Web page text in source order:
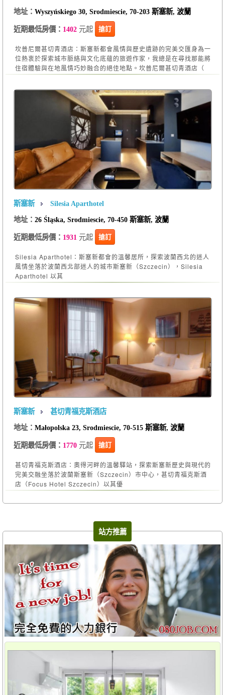
地址： Wyszyńskiego 30, Srodmiescie, 70-203 斯塞新, 波蘭
近期最低房價： 1402元起 搶訂
坎普尼爾甚切青酒店：斯塞新都會風情與歷史遺跡的完美交匯身為一
位熱衷於探索城市脈絡與文化底蘊的旅遊作家，我總是在尋找那能將
住宿體驗與在地風情巧妙融合的絕佳地點。坎普尼爾甚切青酒店（
斯塞新
Silesia Aparthotel
地址： 26 Śląska, Srodmiescie, 70-450 斯塞新, 波蘭
近期最低房價： 1931元起 搶訂
Silesia Aparthotel：斯塞新都會的溫馨居所，探索波蘭西北的迷人
風情坐落於波蘭西北部迷人的城市斯塞新（Szczecin），Silesia
Aparthotel 以其
斯塞新
甚切青福克斯酒店
地址： Małopolska 23, Srodmiescie, 70-515 斯塞新, 波蘭
近期最低房價： 1770元起 搶訂
甚切青福克斯酒店：奧得河畔的溫馨驛站，探索斯塞新歷史與現代的
完美交融坐落於波蘭斯塞新（Szczecin）市中心，甚切青福克斯酒
店（Focus Hotel Szczecin）以其優
站方推薦